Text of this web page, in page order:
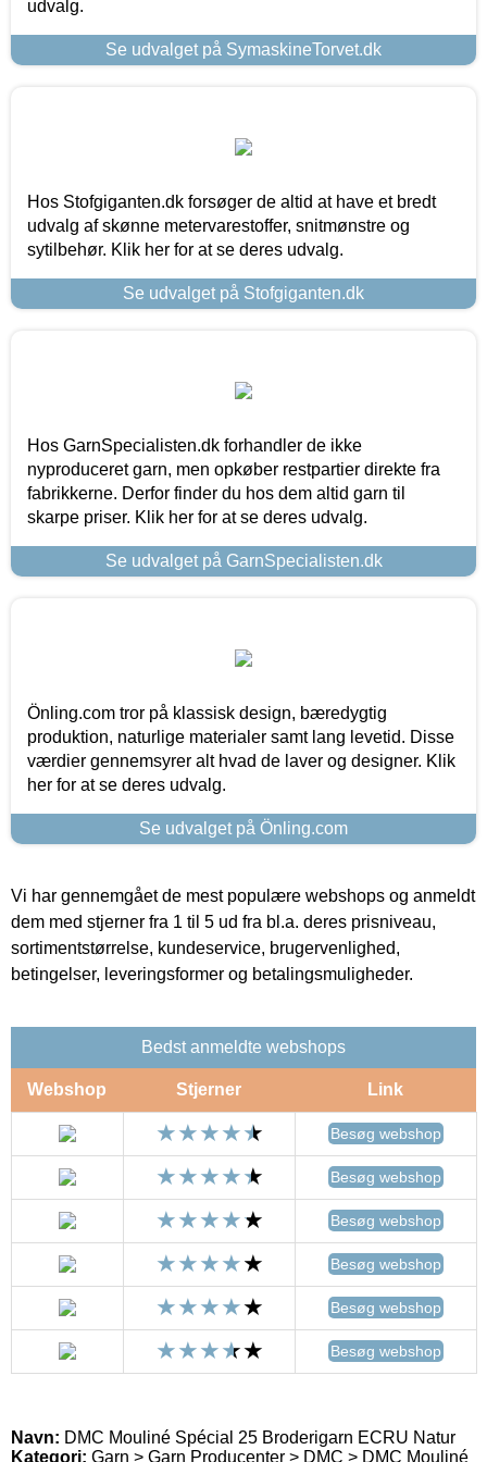
udvalg.
Se udvalget på SymaskineTorvet.dk
Hos Stofgiganten.dk forsøger de altid at have et bredt
udvalg af skønne metervarestoffer, snitmønstre og
sytilbehør. Klik her for at se deres udvalg.
Se udvalget på Stofgiganten.dk
Hos GarnSpecialisten.dk forhandler de ikke
nyproduceret garn, men opkøber restpartier direkte fra
fabrikkerne. Derfor finder du hos dem altid garn til
skarpe priser. Klik her for at se deres udvalg.
Se udvalget på GarnSpecialisten.dk
Önling.com tror på klassisk design, bæredygtig
produktion, naturlige materialer samt lang levetid. Disse
værdier gennemsyrer alt hvad de laver og designer. Klik
her for at se deres udvalg.
Se udvalget på Önling.com
Vi har gennemgået de mest populære webshops og anmeldt
dem med stjerner fra 1 til 5 ud fra bl.a. deres prisniveau,
sortimentstørrelse, kundeservice, brugervenlighed,
betingelser, leveringsformer og betalingsmuligheder.
Bedst anmeldte webshops
Webshop Stjerner Link
Besøg webshop
Besøg webshop
Besøg webshop
Besøg webshop
Besøg webshop
Besøg webshop
Navn: DMC Mouliné Spécial 25 Broderigarn ECRU Natur
Kategori: Garn > Garn Producenter > DMC > DMC Mouliné